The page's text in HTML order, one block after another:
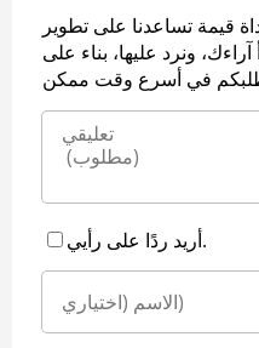
قيمة تساعدنا على تطوير
ونرد عليها، بناء على
أريد ردًا على رأيي.